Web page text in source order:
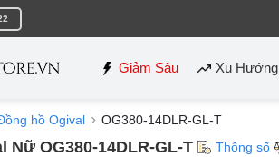
Giảm Sâu Xu Hướng
hồ Ogival OG380-14DLR-GL-T
Nữ OG380-14DLR-GL-T Thông số